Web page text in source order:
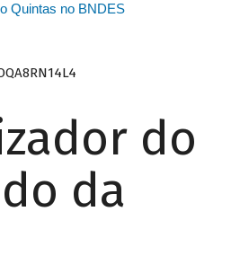
Quintas no BNDES
do
da